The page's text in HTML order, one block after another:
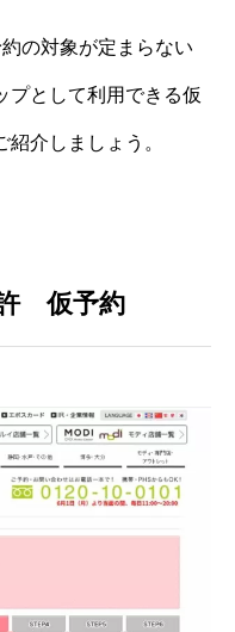
の対象が定まらない
プとして利用できる仮
介しましょう。
仮予約